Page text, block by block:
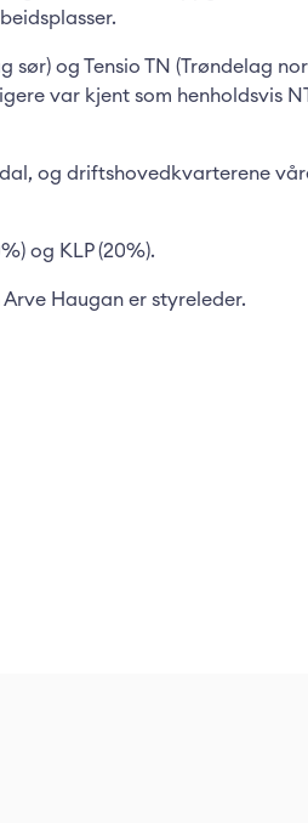
sør) og Tensio TN (Trøndelag
var kjent som henholdsvis
og driftshovedkvarterene
og KLP (20%).
Haugan er styreleder.